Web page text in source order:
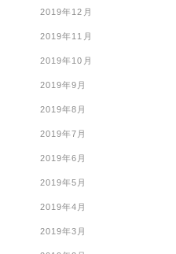
2019年12月
2019年11月
2019年10月
2019年9月
2019年8月
2019年7月
2019年6月
2019年5月
2019年4月
2019年3月